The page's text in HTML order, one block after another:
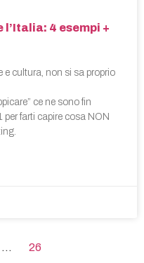
4 esempi +
e cultura, non si sa proprio
ce ne sono fin
farti capire cosa NON
… 26